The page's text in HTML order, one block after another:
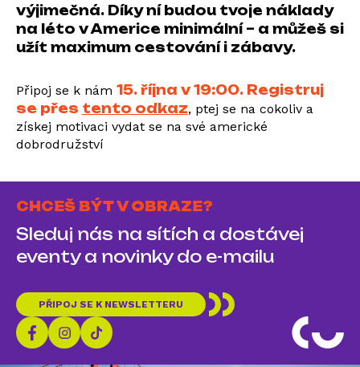
výjimečná. Díky ní budou tvoje náklady
na léto v Americe minimální – a můžeš si
užít maximum cestování i zábavy.
Připoj se k nám 15. října v 19:00. Registruj
se přes tento odkaz, ptej se na cokoliv a
získej motivaci vydat se na své americké
dobrodružství
CHCEŠ BÝT V OBRAZE?
Sleduj nás na sítích a dostávej
eventy a novinky do e-mailu
PŘIPOJ SE K NEWSLETTERU